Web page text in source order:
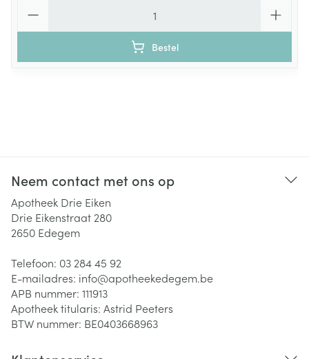
Bestel
Neem contact met ons op
Apotheek Drie Eiken
Drie Eikenstraat 280
2650 Edegem
Telefoon: 03 284 45 92
E-mailadres: info@apotheekedegem.be
APB nummer: 111913
Apotheek titularis: Astrid Peeters
BTW nummer: BE0403668963